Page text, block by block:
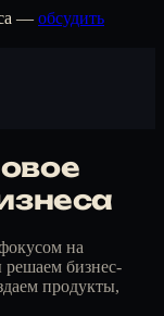
— обсудить
на
решаем бизнес-
продукты,